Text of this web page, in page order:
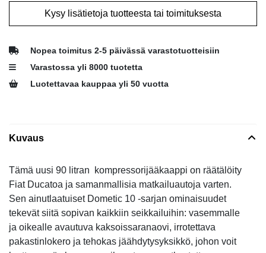
Kysy lisätietoja tuotteesta tai toimituksesta
Nopea toimitus 2-5 päivässä varastotuotteisiin
Varastossa yli 8000 tuotetta
Luotettavaa kauppaa yli 50 vuotta
Kuvaus
Tämä uusi 90 litran kompressorijääkaappi on räätälöity
Fiat Ducatoa ja samanmallisia matkailuautoja varten.
Sen ainutlaatuiset Dometic 10 -sarjan ominaisuudet
tekevät siitä sopivan kaikkiin seikkailuihin: vasemmalle
ja oikealle avautuva kaksoissaranaovi, irrotettava
pakastinlokero ja tehokas jäähdytysyksikkö, johon voit